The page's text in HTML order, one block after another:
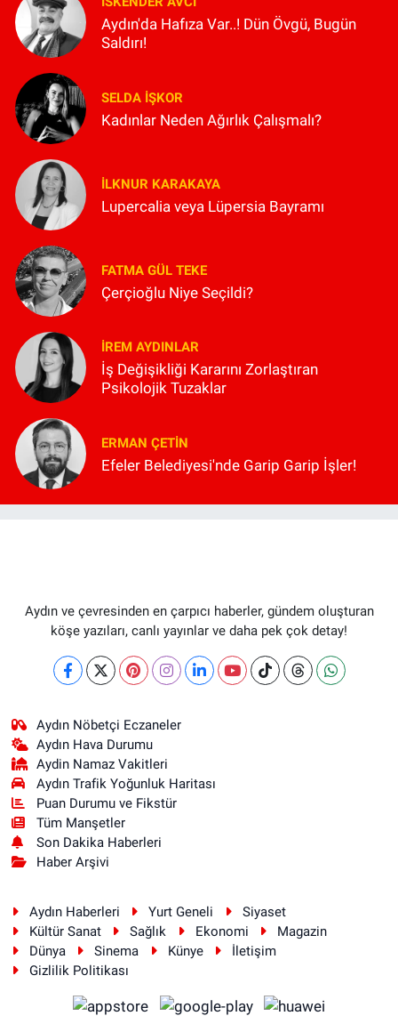
Aydın'da Hafıza Var..! Dün Övgü, Bugün
Saldırı!
SELDA İŞKOR
Kadınlar Neden Ağırlık Çalışmalı?
İLKNUR KARAKAYA
Lupercalia veya Lüpersia Bayramı
FATMA GÜL TEKE
Çerçioğlu Niye Seçildi?
İREM AYDINLAR
İş Değişikliği Kararını Zorlaştıran
Psikolojik Tuzaklar
ERMAN ÇETIN
Efeler Belediyesi'nde Garip Garip İşler!
Aydın ve çevresinden en çarpıcı haberler, gündem oluşturan
köşe yazıları, canlı yayınlar ve daha pek çok detay!
Aydın Nöbetçi Eczaneler
Aydın Hava Durumu
Aydin Namaz Vakitleri
Aydın Trafik Yoğunluk Haritası
Puan Durumu ve Fikstür
Tüm Manşetler
Son Dakika Haberleri
Haber Arşivi
Aydın Haberleri Yurt Geneli
Siyaset
Kültür Sanat
Sağlık Ekonomi
Magazin
Dünya
Sinema Künye
İletişim
Gizlilik Politikası